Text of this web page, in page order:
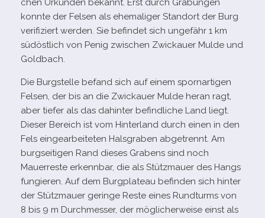
chen Urkunden bekannt. Erst durch Grabungen
konnte der Felsen als ehe­ma­li­ger Standort der Burg
veri­fi­ziert wer­den. Sie befin­det sich unge­fähr 1 km
süd­öst­lich von Penig zwi­schen Zwickauer Mulde und
Goldbach.
Die Burgstelle befand sich auf einem sporn­ar­ti­gen
Felsen, der bis an die Zwickauer Mulde heran ragt,
aber tie­fer als das dahin­ter befind­li­che Land liegt.
Dieser Bereich ist vom Hinterland durch einen in den
Fels ein­ge­ar­bei­te­ten Halsgraben abge­trennt. Am
burg­sei­ti­gen Rand die­ses Grabens sind noch
Mauerreste erkenn­bar, die als Stützmauer des Hangs
fun­gie­ren. Auf dem Burgplateau befin­den sich hin­ter
der Stützmauer geringe Reste eines Rundturms von
8 bis 9 m Durchmesser, der mög­li­cher­weise einst als